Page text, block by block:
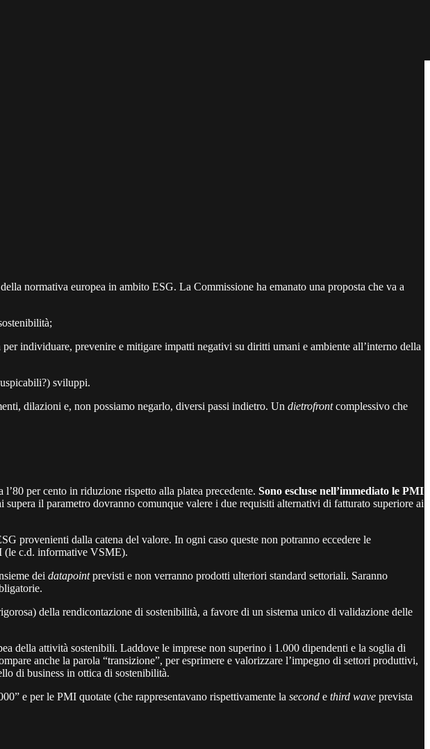
normativa europea in ambito ESG. La Commissione ha emanato una proposta che va a
individuare, prevenire e mitigare impatti negativi su diritti umani e ambiente all’interno della
sviluppi.
dilazioni e, non possiamo negarlo, diversi passi indietro. Un dietrofrontcomplessivo che
l’80 per cento in riduzione rispetto alla platea precedente. Sono escluse nell’immediato le PMI
supera il parametro dovranno comunque valere i due requisiti alternativi di fatturato superiore ai
provenienti dalla catena del valore. In ogni caso queste non potranno eccedere le
(le c.d. informative VSME).
dei datapointprevisti e non verranno prodotti ulteriori standard settoriali. Saranno
della rendicontazione di sostenibilità, a favore di un sistema unico di validazione delle
della attività sostenibili. Laddove le imprese non superino i 1.000 dipendenti e la soglia di
anche la parola “transizione”, per esprimere e valorizzare l’impegno di settori produttivi,
di business in ottica di sostenibilità.
e per le PMI quotate (che rappresentavano rispettivamente la second e third wave prevista